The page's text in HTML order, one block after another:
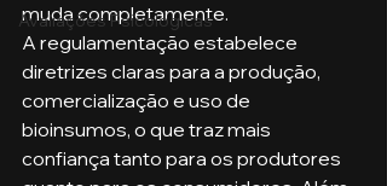
Avaliações Psicológicas
muda completamente.
A regulamentação estabelece
diretrizes claras para a produção,
comercialização e uso de
bioinsumos, o que traz mais
confiança tanto para os produtores